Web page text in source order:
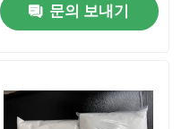
문의 보내기